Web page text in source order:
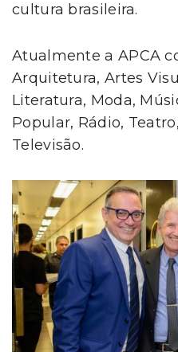
cultura brasileira.
Atualmente a APCA
Arquitetura, Artes
Literatura, Moda,
Popular, Rádio,
Televisão.